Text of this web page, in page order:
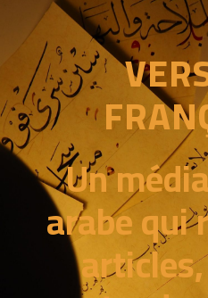
Un
arabe qui